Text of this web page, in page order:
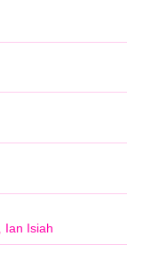
, Ian Isiah